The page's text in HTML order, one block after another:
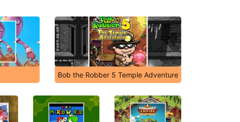
Bob the Robber 5 Temple Adventure